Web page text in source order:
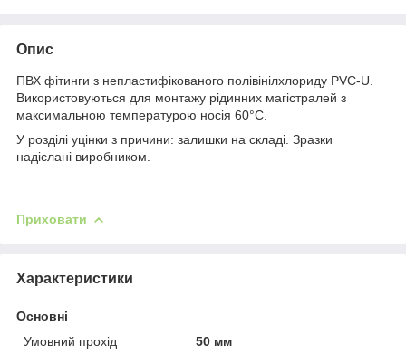
Опис
ПВХ фітинги з непластифікованого полівінілхлориду PVC-U.
Використовуються для монтажу рідинних магістралей з
максимальною температурою носія 60°C.
У розділі уцінки з причини: залишки на складі. Зразки
надіслані виробником.
Приховати
Характеристики
Основні
Умовний прохід
50 мм